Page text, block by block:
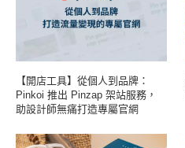
【開店工具】從個人到品牌：
Pinkoi 推出 Pinzap 架站服務，
助設計師無痛打造專屬官網